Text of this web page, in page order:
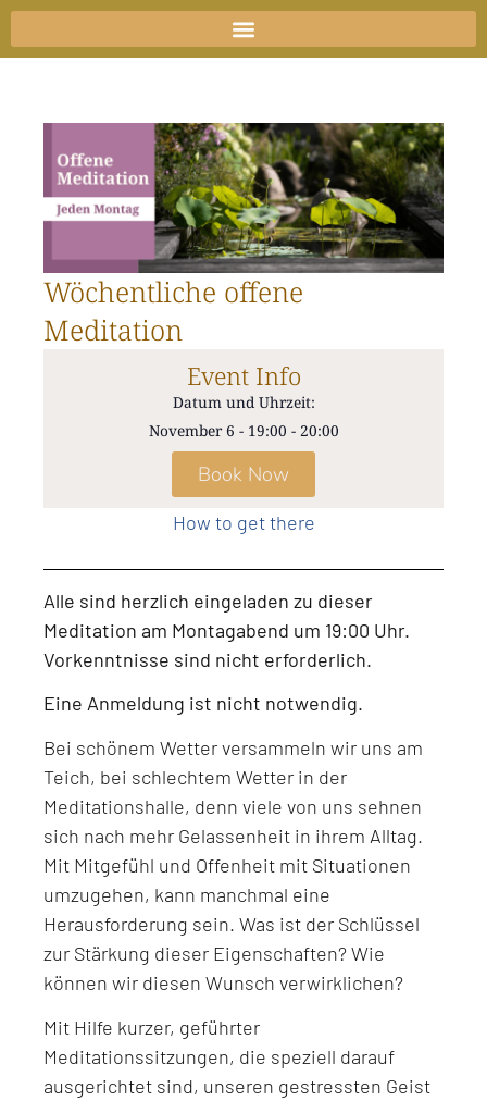
Zum
Inhalt
Wöchentliche offene
Meditation
Event Info
Datum und Uhrzeit:
November 6 - 19:00 - 20:00
Book Now
How to get there
Alle sind herzlich eingeladen zu dieser
Meditation am Montagabend um 19:00 Uhr.
Vorkenntnisse sind nicht erforderlich.
Eine Anmeldung ist nicht notwendig.
Bei schönem Wetter versammeln wir uns am
Teich, bei schlechtem Wetter in der
Meditationshalle, denn viele von uns sehnen
sich nach mehr Gelassenheit in ihrem Alltag.
Mit Mitgefühl und Offenheit mit Situationen
umzugehen, kann manchmal eine
Herausforderung sein. Was ist der Schlüssel
zur Stärkung dieser Eigenschaften? Wie
können wir diesen Wunsch verwirklichen?
Mit Hilfe kurzer, geführter
Meditationssitzungen, die speziell darauf
ausgerichtet sind, unseren gestressten Geist